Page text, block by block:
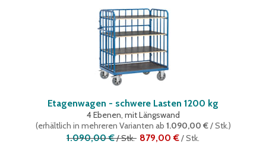
Etagenwagen - schwere Lasten 1200 kg
4 Ebenen, mit Längswand
(erhältlich in mehreren Varianten ab 1.090,00 €/ Stk.)
1.090,00 €/Stk. 879,00 €/Stk.